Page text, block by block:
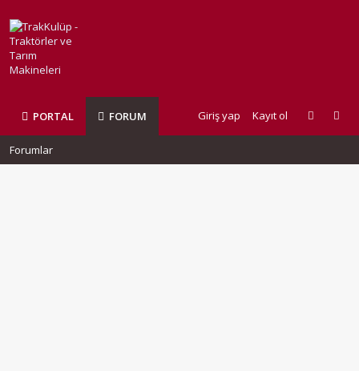
PORTAL FORUM Giriş yap Kayıt ol
Forumlar